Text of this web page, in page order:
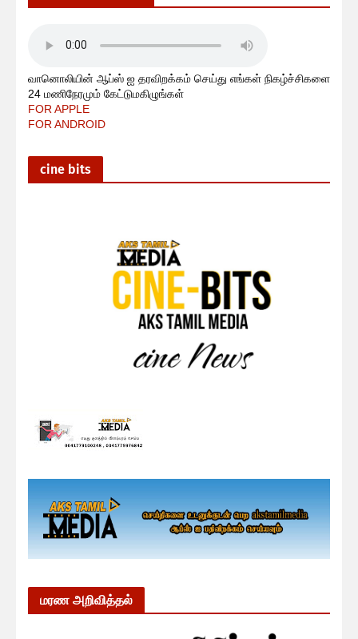
வானொலியின் ஆப்ஸ் ஐ தரவிறக்கம் செய்து எங்கள் நிகழ்ச்சிகளை
24 மணிநேரமும் கேட்டுமகிழுங்கள்
FOR APPLE
FOR ANDROID
cine bits
மரண அறிவித்தல்